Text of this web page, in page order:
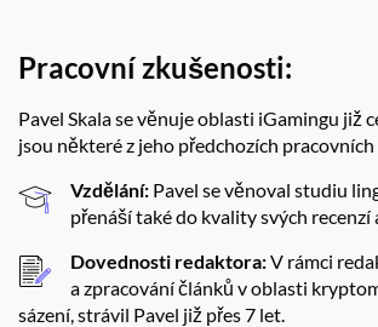
Pracovní zkušenosti:
Pavel Skala se věnuje oblasti iGamingu již
jsou některé z jeho předchozích
Vzdělání: Pavel se věnoval studiu
přenáší také do kvality svých recenzí
Dovednosti redaktora:V rámci
a zpracování článků v oblasti
sázení, strávil Pavel již přes 7 let.